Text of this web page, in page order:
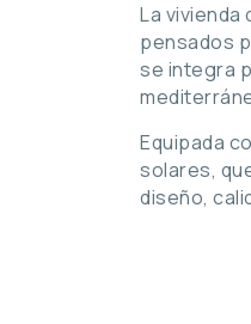
La
pensados
se integra
Equipada
solares,
diseño,